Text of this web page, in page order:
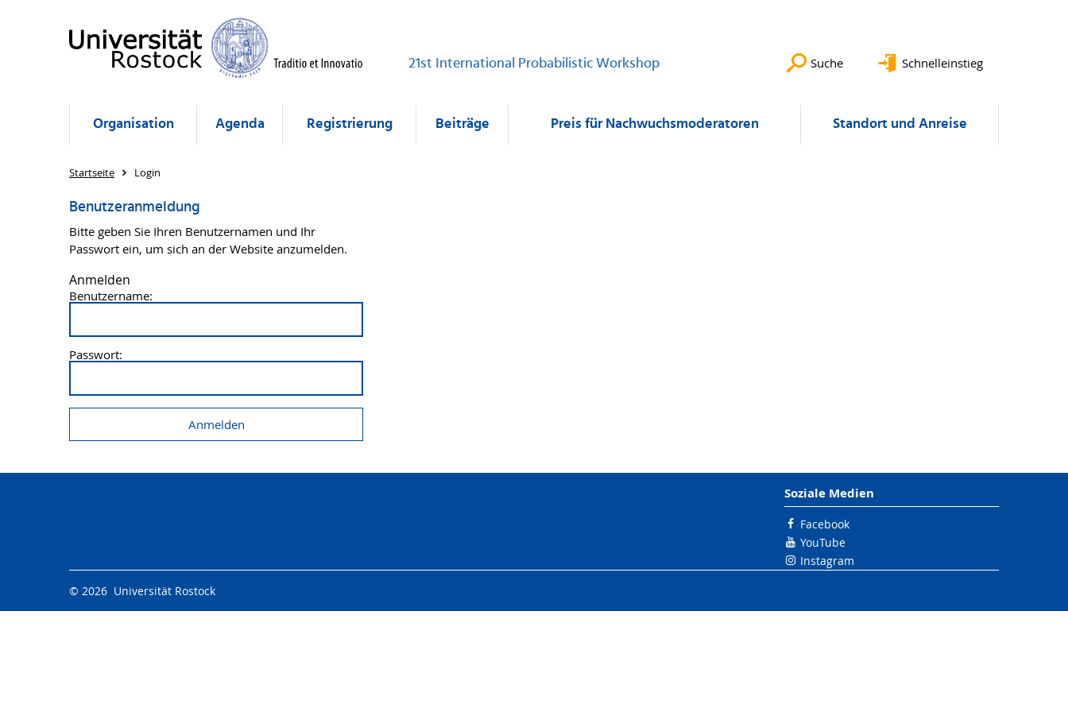
21st International Probabilistic Workshop Suche Schnelleinstieg
Organisation Agenda Registrierung Beiträge Preis für Nachwuchsmoderatoren Standort und Anreise
Startseite Login
Benutzeranmeldung
Bitte geben Sie Ihren Benutzernamen und Ihr
Passwort ein, um sich an der Website anzumelden.
Anmelden
Benutzername:
Passwort:
Soziale Medien
Facebook
YouTube
Instagram
© 2026 Universität Rostock